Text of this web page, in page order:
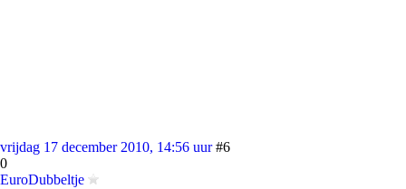
vrijdag 17 december 2010, 14:56 uur #6
0
EuroDubbeltje